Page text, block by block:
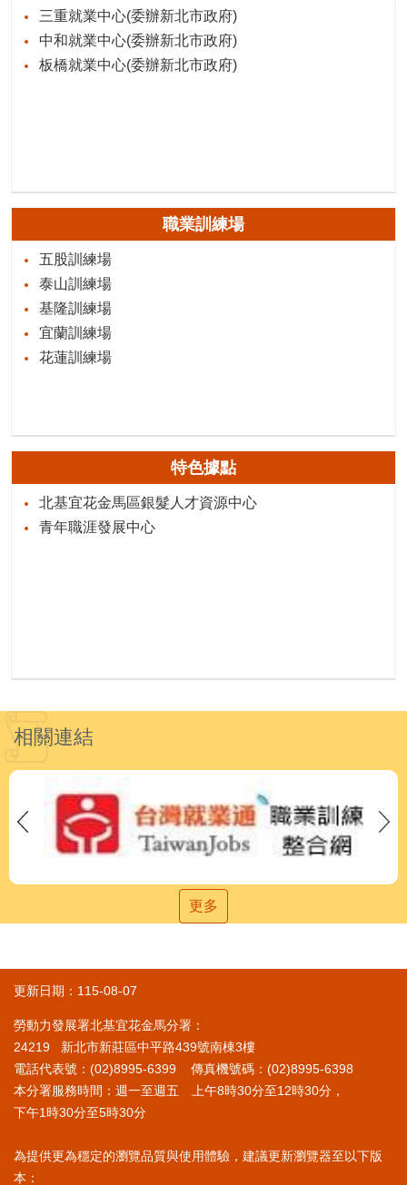
三重就業中心(委辦新北市政府)
中和就業中心(委辦新北市政府)
板橋就業中心(委辦新北市政府)
職業訓練場
五股訓練場
泰山訓練場
基隆訓練場
宜蘭訓練場
花蓮訓練場
特色據點
北基宜花金馬區銀髮人才資源中心
青年職涯發展中心
相關連結
更多
更新日期：115-08-07
勞動力發展署北基宜花金馬分署：
24219 新北市新莊區中平路439號南棟3樓
電話代表號：(02)8995-6399 傳真機號碼：(02)8995-6398
本分署服務時間：週一至週五 上午8時30分至12時30分，
下午1時30分至5時30分
為提供更為穩定的瀏覽品質與使用體驗，建議更新瀏覽器至以下版
本：